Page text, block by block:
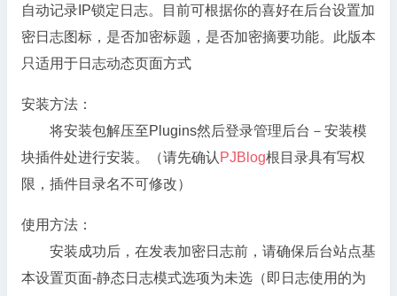
自动记录IP锁定日志。目前可根据你的喜好在后台设置加
密日志图标，是否加密标题，是否加密摘要功能。 此版本
只适用于日志动态页面方式
安装方法：
将安装包解压至Plugins然后登录管理后台－安装模
块插件处进行安装。（请先确认 PJBlog根目录具有写权
限，插件目录名不可修改）
使用方法：
安装成功后，在发表加密日志前， 请确保后台站点基
本设置页面-静态日志模式选项为未选（即日志使用的为